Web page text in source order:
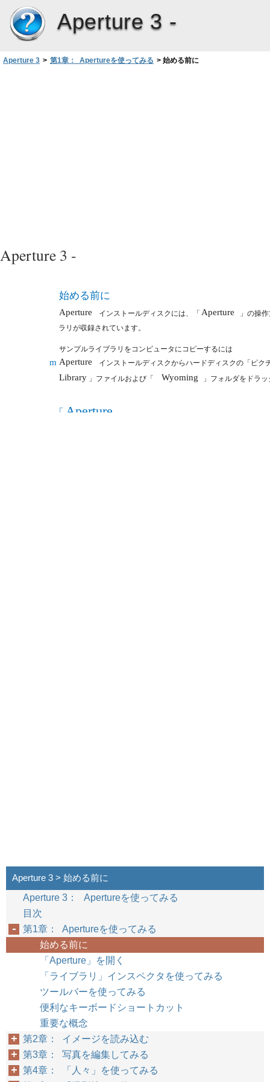
Aperture 3 -
Aperture 3 > 第1章： Apertureを使ってみる > 始める前に
Aperture 3 -
始める前に
Aperture インストールディスクには、 「 Aperture
」の操
ラリが収録されています。
サンプルライブラリをコンピュータにコピーするには
Aperture インストールディスクからハードディスクの「ピク
m
Library 」ファイルおよび「 Wyoming 」フォルダをドラ
「 Aperture
Aperture 3 > 始める前に
Aperture 3： Apertureを使ってみる
目次
第1章： Apertureを使ってみる
始める前に
「Aperture」を開く
「ライブラリ」インスペクタを使ってみる
ツールバーを使ってみる
便利なキーボードショートカット
重要な概念
第2章： イメージを読み込む
第3章： 写真を編集してみる
第4章： 「人々」を使ってみる